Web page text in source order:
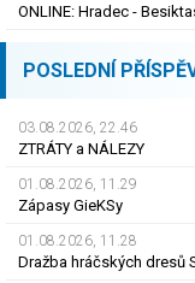
POSLEDNÍ
03.08.2026, 22.46
ZTRÁTY a NÁLEZY
01.08.2026, 11.29
Zápasy GieKSy
01.08.2026, 11.28
Dražba hráčských dresů